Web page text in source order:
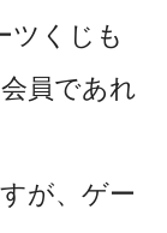
ツくじも
員であれ
が、ゲー